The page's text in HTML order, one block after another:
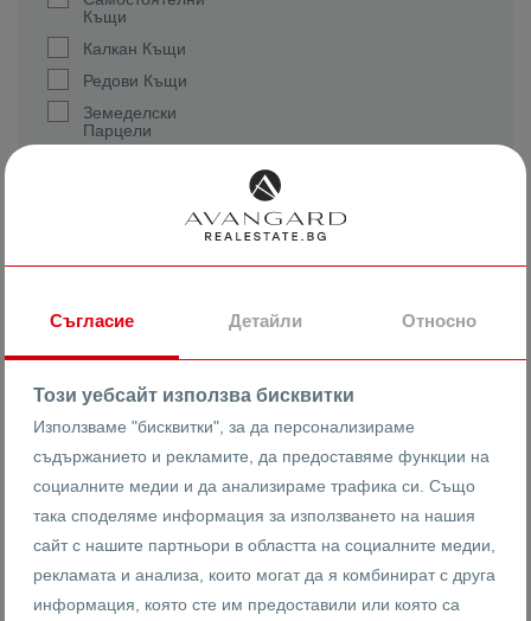
Къщи
Калкан Къщи
Редови Къщи
Земеделски
Парцели
строителство
Реф. номер
Квадратура (m2 )
Цена
Съгласие Детайли Относно
Този уебсайт използва бисквитки
Използваме "бисквитки", за да персонализираме
съдържанието и рекламите, да предоставяме функции на
социалните медии и да анализираме трафика си. Също
така споделяме информация за използването на нашия
сайт с нашите партньори в областта на социалните медии,
рекламата и анализа, които могат да я комбинират с друга
информация, която сте им предоставили или която са